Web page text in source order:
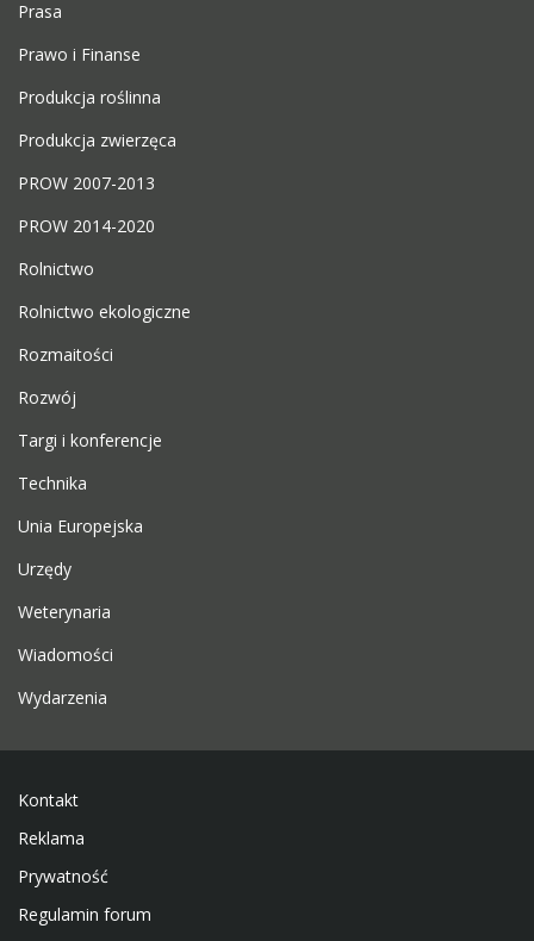
Prasa
Prawo i Finanse
Produkcja roślinna
Produkcja zwierzęca
PROW 2007-2013
PROW 2014-2020
Rolnictwo
Rolnictwo ekologiczne
Rozmaitości
Rozwój
Targi i konferencje
Technika
Unia Europejska
Urzędy
Weterynaria
Wiadomości
Wydarzenia
Kontakt
Reklama
Prywatność
Regulamin forum